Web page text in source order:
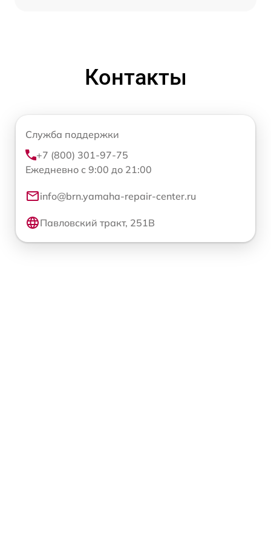
Контакты
Служба поддержки
+7 (800) 301-97-75
Ежедневно с 9:00 до 21:00
info@brn.yamaha-repair-center.ru
Павловский тракт, 251В